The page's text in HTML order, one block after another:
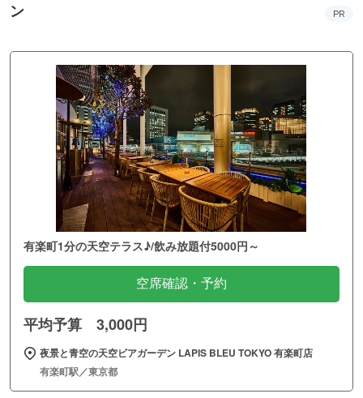
ン
PR
有楽町1分の天空テラス♪/飲み放題付5000円～
空席確認・予約
平均予算 3,000円
夜景と青空の天空ビアガーデン LAPIS BLEU TOKYO 有楽町店
有楽町駅／東京都